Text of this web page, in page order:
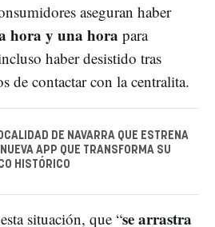
aseguran haber
hora y una hora para
haber desistido tras
de contactar con la centralita.
DE NAVARRA QUE ESTRENA
APP QUE TRANSFORMA SU
HISTÓRICO
situación, que “se arrastra